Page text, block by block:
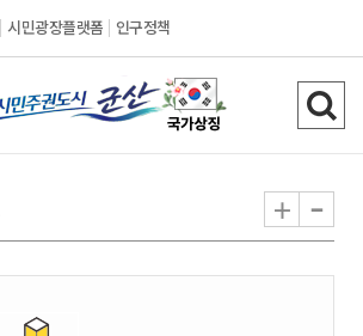
시민광장플랫폼 인구정책
시
민
권
검
색
기
+ -